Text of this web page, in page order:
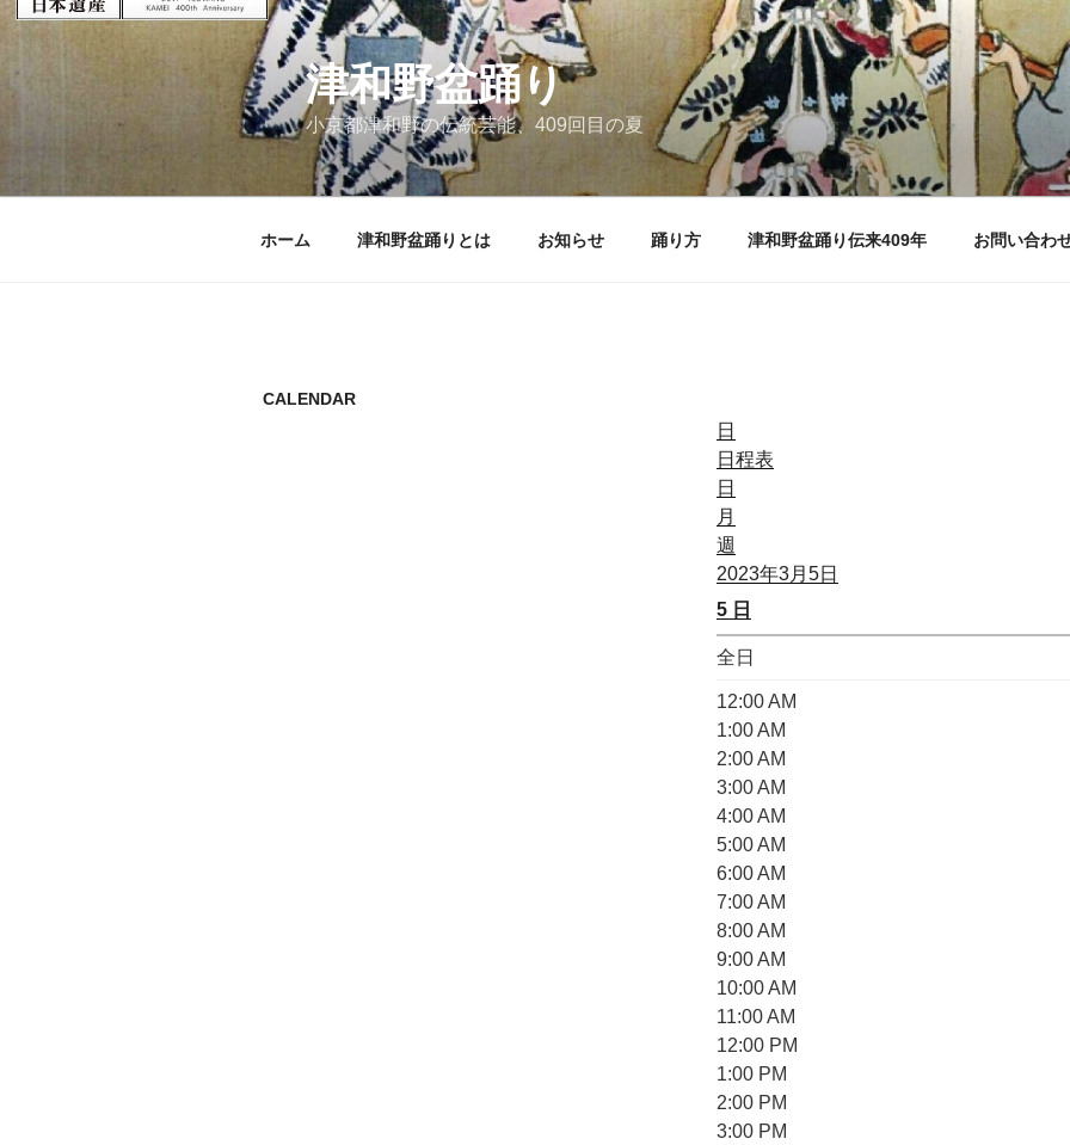
コ
テ
津和野盆踊り
小京都津和野の伝統芸能、409回目の夏
ホーム 津和野盆踊りとは お知らせ 踊り方 津和野盆踊り伝来409年 お問い合わ
CALENDAR
日
日程表
日
月
週
2023年3月5日
5 日
全日
12:00 AM
1:00 AM
2:00 AM
3:00 AM
4:00 AM
5:00 AM
6:00 AM
7:00 AM
8:00 AM
9:00 AM
10:00 AM
11:00 AM
12:00 PM
1:00 PM
2:00 PM
3:00 PM